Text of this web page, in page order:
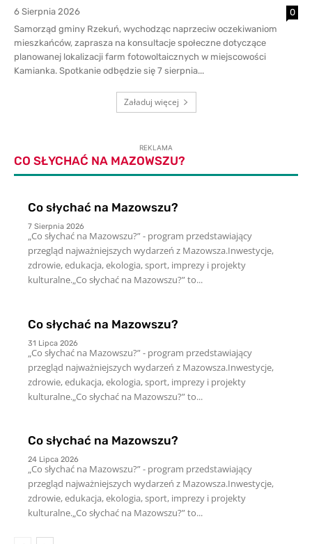
6 Sierpnia 2026
0
Samorząd gminy Rzekuń, wychodząc naprzeciw oczekiwaniom
mieszkańców, zaprasza na konsultacje społeczne dotyczące
planowanej lokalizacji farm fotowoltaicznych w miejscowości
Kamianka. Spotkanie odbędzie się 7 sierpnia...
Załaduj więcej
REKLAMA
CO SŁYCHAĆ NA MAZOWSZU?
Co słychać na Mazowszu?
7 Sierpnia 2026
„Co słychać na Mazowszu?” - program przedstawiający
przegląd najważniejszych wydarzeń z Mazowsza.Inwestycje,
zdrowie, edukacja, ekologia, sport, imprezy i projekty
kulturalne.„Co słychać na Mazowszu?” to...
Co słychać na Mazowszu?
31 Lipca 2026
„Co słychać na Mazowszu?” - program przedstawiający
przegląd najważniejszych wydarzeń z Mazowsza.Inwestycje,
zdrowie, edukacja, ekologia, sport, imprezy i projekty
kulturalne.„Co słychać na Mazowszu?” to...
Co słychać na Mazowszu?
24 Lipca 2026
„Co słychać na Mazowszu?” - program przedstawiający
przegląd najważniejszych wydarzeń z Mazowsza.Inwestycje,
zdrowie, edukacja, ekologia, sport, imprezy i projekty
kulturalne.„Co słychać na Mazowszu?” to...